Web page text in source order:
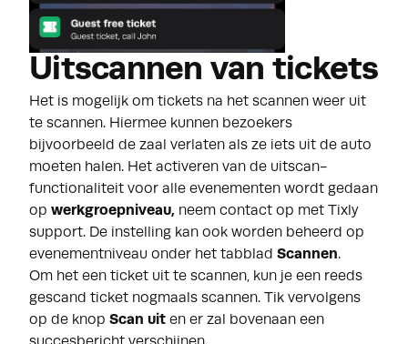
Uitscannen van tickets
Het is mogelijk om tickets na het scannen weer uit
te scannen. Hiermee kunnen bezoekers
bijvoorbeeld de zaal verlaten als ze iets uit de auto
moeten halen. Het activeren van de uitscan-
functionaliteit voor alle evenementen wordt gedaan
op werkgroepniveau, neem contact op met Tixly
support. De instelling kan ook worden beheerd op
evenementniveau onder het tabblad Scannen.
Om het een ticket uit te scannen, kun je een reeds
gescand ticket nogmaals scannen. Tik vervolgens
op de knop Scan uit en er zal bovenaan een